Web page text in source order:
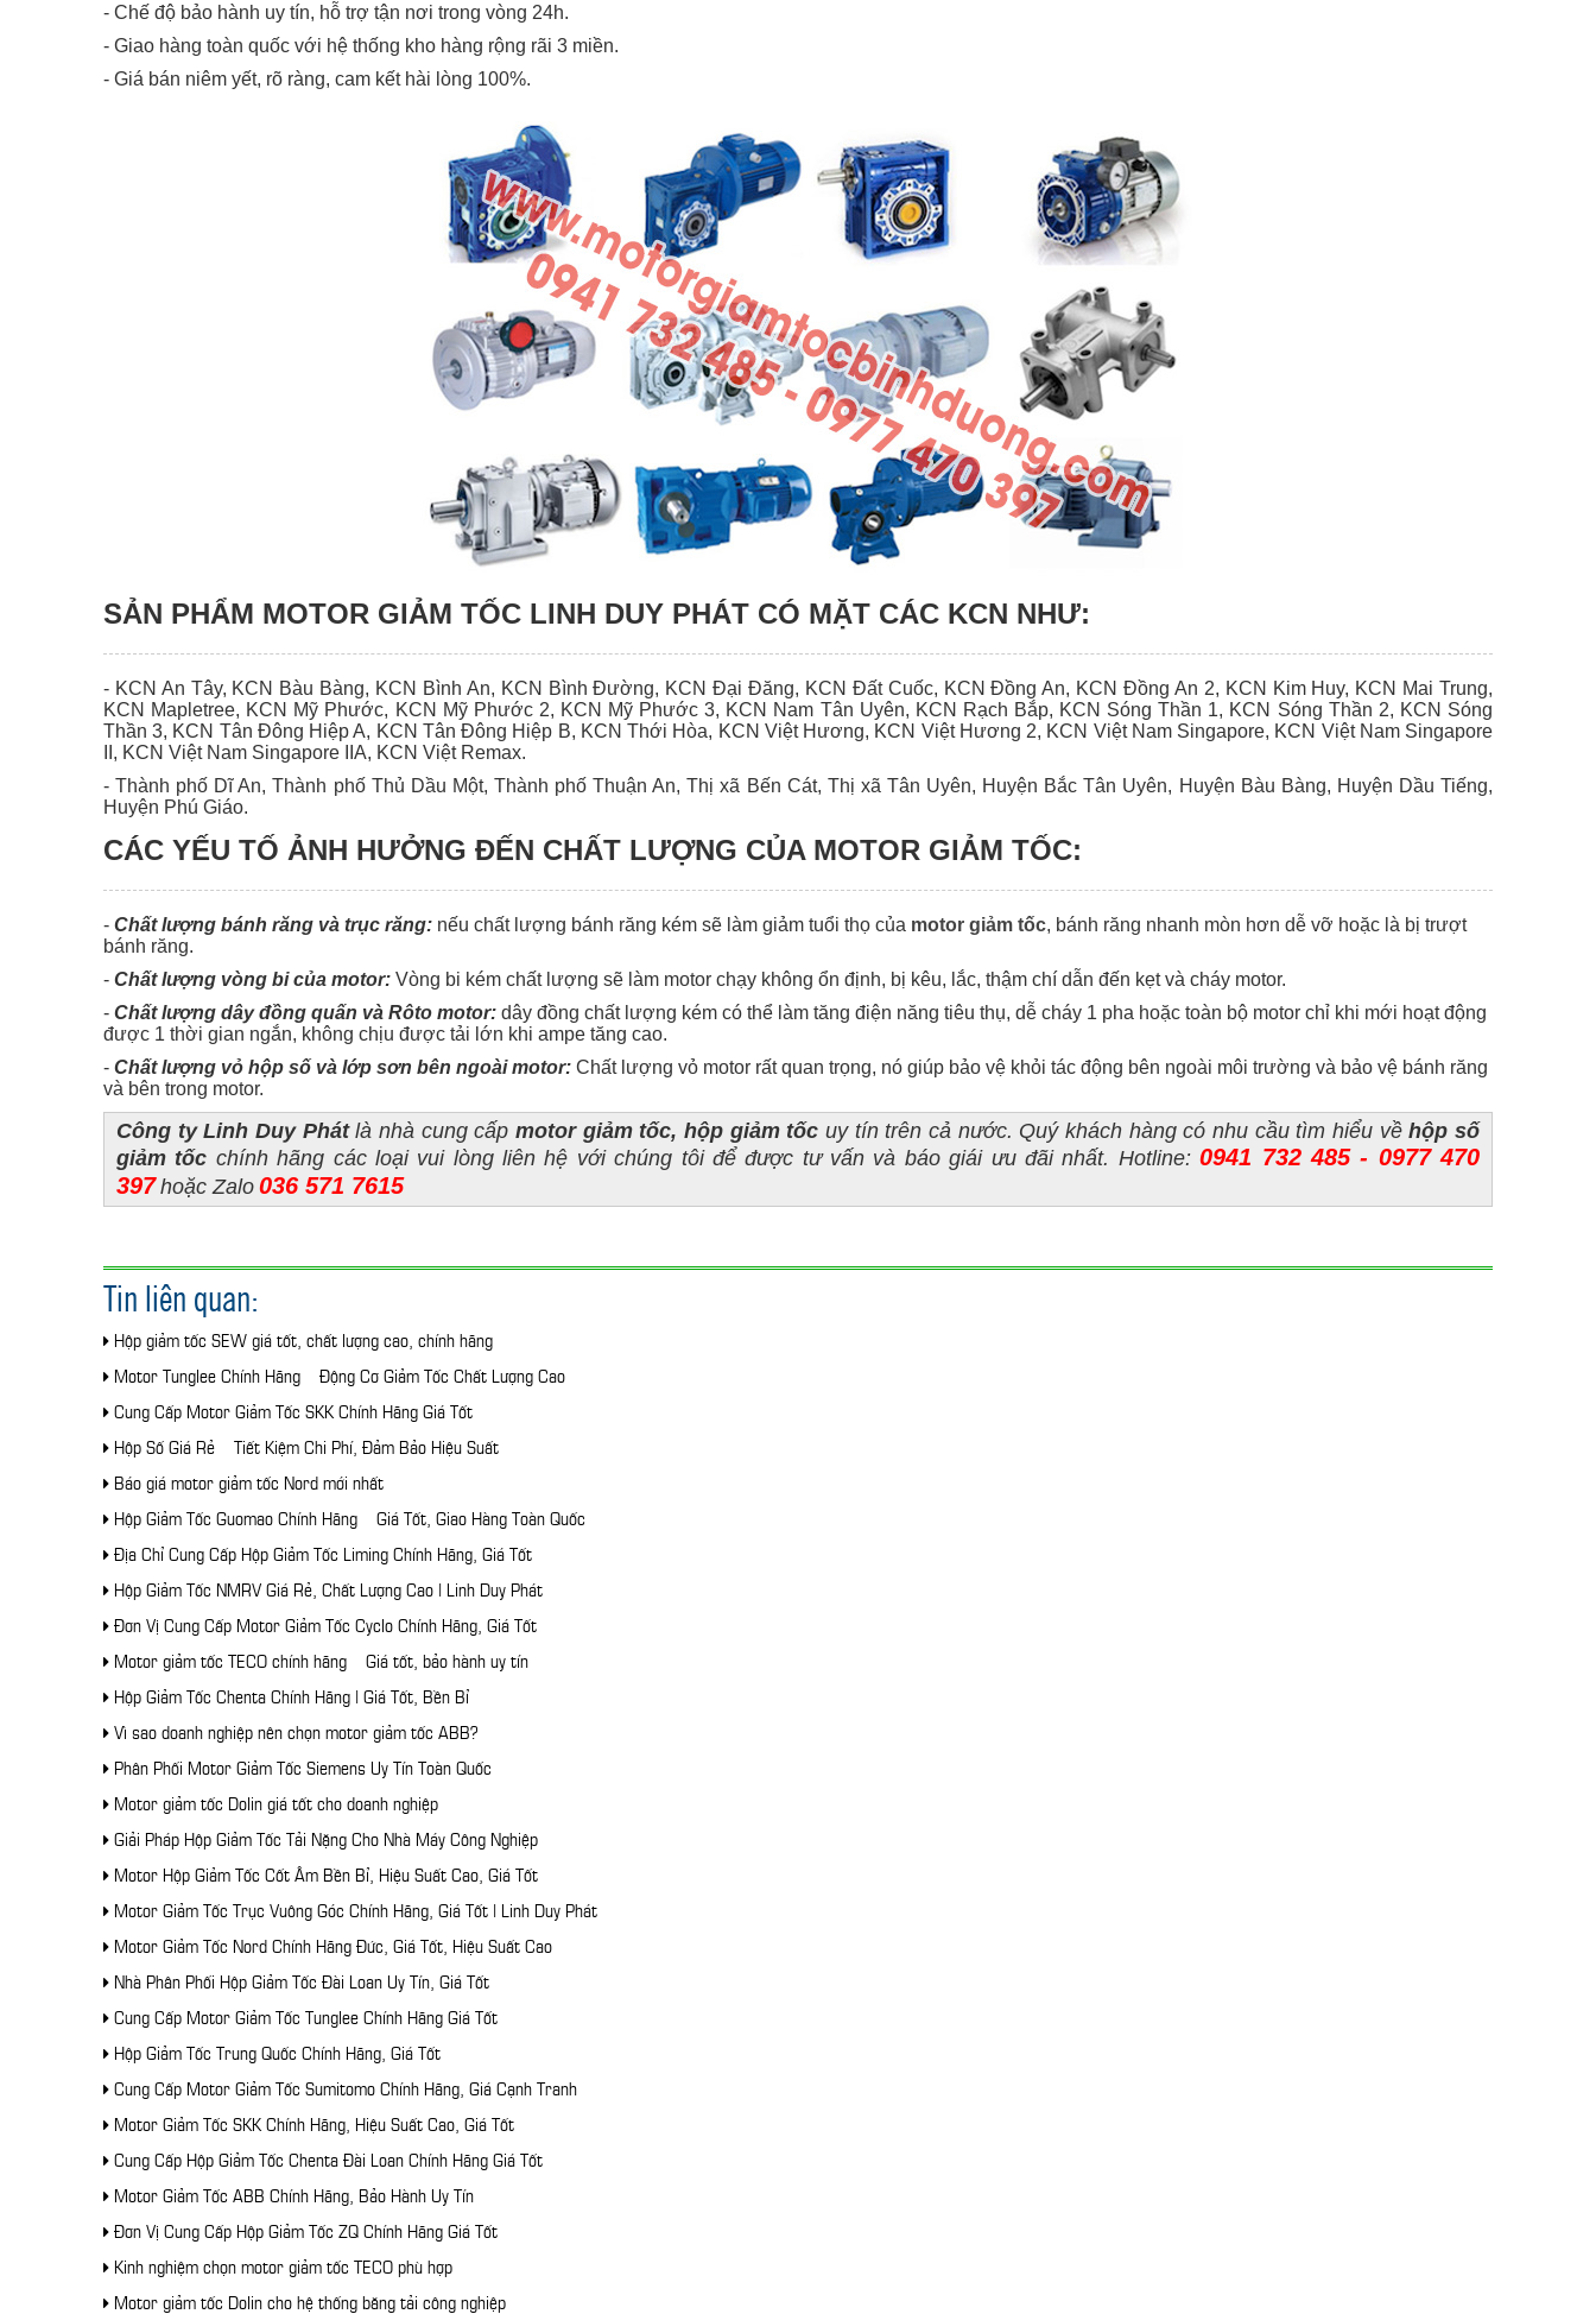
- Chế độ bảo hành uy tín, hỗ trợ tận nơi trong vòng 24h.
- Giao hàng toàn quốc với hệ thống kho hàng rộng rãi 3 miền.
- Giá bán niêm yết, rõ ràng, cam kết hài lòng 100%.
SẢN PHẨM MOTOR GIẢM TỐC LINH DUY PHÁT CÓ MẶT CÁC KCN NHƯ:
- KCN An Tây, KCN Bàu Bàng, KCN Bình An, KCN Bình Đường, KCN Đại Đăng, KCN Đất Cuốc, KCN Đồng An, KCN Đồng An 2, KCN Kim Huy, KCN Mai Trung,
KCN Mapletree, KCN Mỹ Phước, KCN Mỹ Phước 2, KCN Mỹ Phước 3, KCN Nam Tân Uyên, KCN Rạch Bắp, KCN Sóng Thần 1, KCN Sóng Thần 2, KCN Sóng
Thần 3, KCN Tân Đông Hiệp A, KCN Tân Đông Hiệp B, KCN Thới Hòa, KCN Việt Hương, KCN Việt Hương 2, KCN Việt Nam Singapore, KCN Việt Nam Singapore
II, KCN Việt Nam Singapore IIA, KCN Việt Remax.
- Thành phố Dĩ An, Thành phố Thủ Dầu Một, Thành phố Thuận An, Thị xã Bến Cát, Thị xã Tân Uyên, Huyện Bắc Tân Uyên, Huyện Bàu Bàng, Huyện Dầu Tiếng,
Huyện Phú Giáo.
CÁC YẾU TỐ ẢNH HƯỞNG ĐẾN CHẤT LƯỢNG CỦA MOTOR GIẢM TỐC:
- Chất lượng bánh răng và trục răng: nếu chất lượng bánh răng kém sẽ làm giảm tuổi thọ của motor giảm tốc, bánh răng nhanh mòn hơn dễ vỡ hoặc là bị trượt
bánh răng.
- Chất lượng vòng bi của motor: Vòng bi kém chất lượng sẽ làm motor chạy không ổn định, bị kêu, lắc, thậm chí dẫn đến kẹt và cháy motor.
- Chất lượng dây đồng quấn và Rôto motor: dây đồng chất lượng kém có thể làm tăng điện năng tiêu thụ, dễ cháy 1 pha hoặc toàn bộ motor chỉ khi mới hoạt động
được 1 thời gian ngắn, không chịu được tải lớn khi ampe tăng cao.
- Chất lượng vỏ hộp số và lớp sơn bên ngoài motor: Chất lượng vỏ motor rất quan trọng, nó giúp bảo vệ khỏi tác động bên ngoài môi trường và bảo vệ bánh răng
và bên trong motor.
Công ty Linh Duy Phátlà nhà cung cấpmotor giảm tốc, hộp giảm tốc uy tín trên cả nước. Quý khách hàng có nhu cầu tìm hiểu vềhộp số
giảm tốc chính hãng các loại vui lòng liên hệ với chúng tôi để được tư vấn và báo giái ưu đãi nhất. Hotline:0941 732 485 - 0977 470
397 hoặc Zalo 036 571 7615
Tin liên quan:
Hộp giảm tốc SEW giá tốt, chất lượng cao, chính hãng
Motor Tunglee Chính Hãng – Động Cơ Giảm Tốc Chất Lượng Cao
Cung Cấp Motor Giảm Tốc SKK Chính Hãng Giá Tốt
Hộp Số Giá Rẻ – Tiết Kiệm Chi Phí, Đảm Bảo Hiệu Suất
Báo giá motor giảm tốc Nord mới nhất
Hộp Giảm Tốc Guomao Chính Hãng – Giá Tốt, Giao Hàng Toàn Quốc
Địa Chỉ Cung Cấp Hộp Giảm Tốc Liming Chính Hãng, Giá Tốt
Hộp Giảm Tốc NMRV Giá Rẻ, Chất Lượng Cao | Linh Duy Phát
Đơn Vị Cung Cấp Motor Giảm Tốc Cyclo Chính Hãng, Giá Tốt
Motor giảm tốc TECO chính hãng – Giá tốt, bảo hành uy tín
Hộp Giảm Tốc Chenta Chính Hãng | Giá Tốt, Bền Bỉ
Vì sao doanh nghiệp nên chọn motor giảm tốc ABB?
Phân Phối Motor Giảm Tốc Siemens Uy Tín Toàn Quốc
Motor giảm tốc Dolin giá tốt cho doanh nghiệp
Giải Pháp Hộp Giảm Tốc Tải Nặng Cho Nhà Máy Công Nghiệp
Motor Hộp Giảm Tốc Cốt Âm Bền Bỉ, Hiệu Suất Cao, Giá Tốt
Motor Giảm Tốc Trục Vuông Góc Chính Hãng, Giá Tốt | Linh Duy Phát
Motor Giảm Tốc Nord Chính Hãng Đức, Giá Tốt, Hiệu Suất Cao
Nhà Phân Phối Hộp Giảm Tốc Đài Loan Uy Tín, Giá Tốt
Cung Cấp Motor Giảm Tốc Tunglee Chính Hãng Giá Tốt
Hộp Giảm Tốc Trung Quốc Chính Hãng, Giá Tốt
Cung Cấp Motor Giảm Tốc Sumitomo Chính Hãng, Giá Cạnh Tranh
Motor Giảm Tốc SKK Chính Hãng, Hiệu Suất Cao, Giá Tốt
Cung Cấp Hộp Giảm Tốc Chenta Đài Loan Chính Hãng Giá Tốt
Motor Giảm Tốc ABB Chính Hãng, Bảo Hành Uy Tín
Đơn Vị Cung Cấp Hộp Giảm Tốc ZQ Chính Hãng Giá Tốt
Kinh nghiệm chọn motor giảm tốc TECO phù hợp
Motor giảm tốc Dolin cho hệ thống băng tải công nghiệp